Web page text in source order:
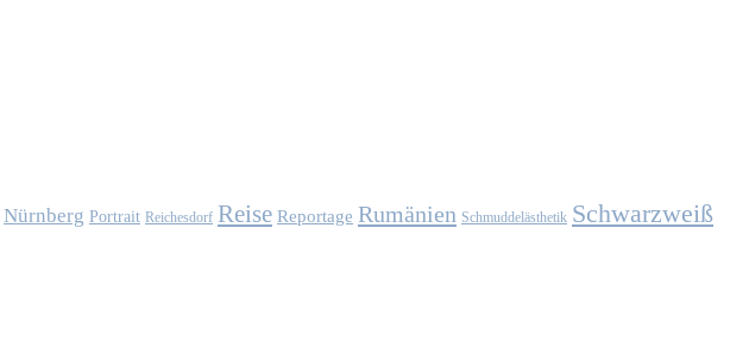
Nürnberg Portrait Reichesdorf Reise Reportage Rumänien Schmuddelästhetik Schwarzweiß